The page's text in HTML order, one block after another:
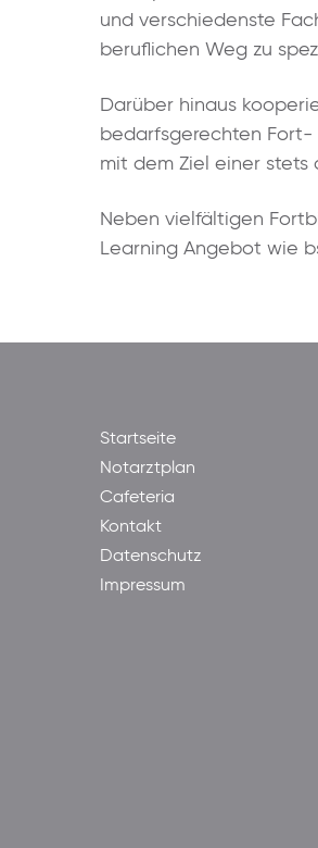
und verschiedenste
beruflichen Weg zu
Darüber hinaus
bedarfsgerechten Fort-
mit dem Ziel einer
Neben vielfältigen
Learning Angebot wie
Startseite
Notarztplan
Cafeteria
Kontakt
Datenschutz
Impressum